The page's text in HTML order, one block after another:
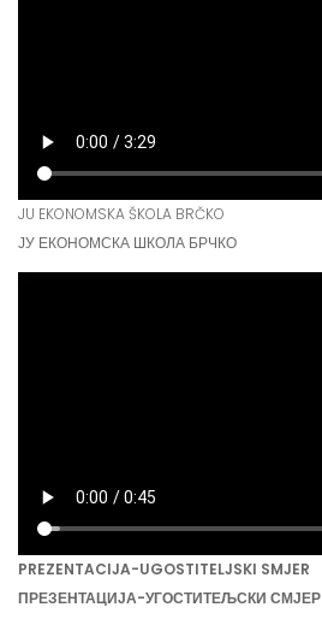
JU EKONOMSKA ŠKOLA BRČKO
ЈУ ЕКОНОМСКА ШКОЛА БРЧКО
PREZENTACIJA-UGOSTITELJSKI SMJER
ПРЕЗЕНТАЦИЈА-УГОСТИТЕЉСКИ СМЈЕР